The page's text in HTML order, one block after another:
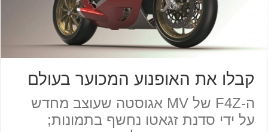
קבלו את האופנוע המכוער בעולם
ה-F4Z של MV אגוסטה שעוצב מחדש
על ידי סדנת זגאטו נחשף בתמונות;